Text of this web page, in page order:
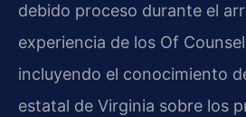
debido proceso durante el
experiencia de los Of
incluyendo el conocimiento
estatal de Virginia sobre los